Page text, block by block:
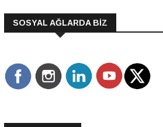
SOSYAL AĞLARDA BİZ